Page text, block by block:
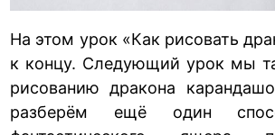
На этом урок «Как рисовать
к концу. Следующий урок мы
рисованию дракона
разберём ещё один